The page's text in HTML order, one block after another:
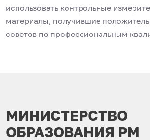
использовать контрольные
материалы, получившие
советов по профессиональным
МИНИСТЕРСТВО
ОБРАЗОВАНИЯ РМ